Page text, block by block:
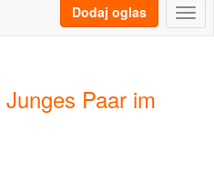
Dodaj oglas
Paar im